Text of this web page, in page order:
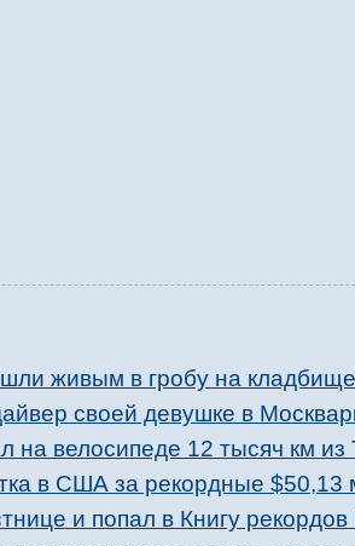
живым в гробу на кладбище
своей девушке в
на велосипеде 12 тысяч км из
в США за рекордные $50,13
и попал в Книгу рекордов